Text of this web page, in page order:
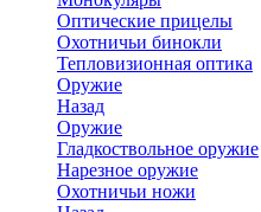
Оптические прицелы
Охотничьи бинокли
Тепловизионная оптика
Оружие
Назад
Оружие
Гладкоствольное оружие
Нарезное оружие
Охотничьи ножи